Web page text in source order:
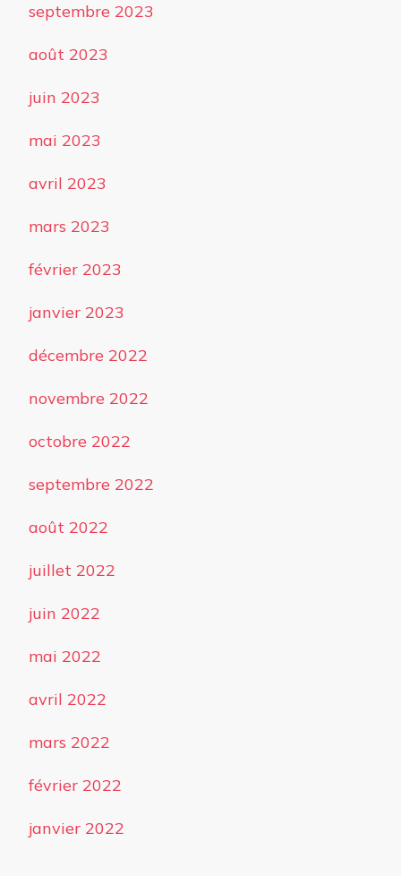
septembre 2023
août 2023
juin 2023
mai 2023
avril 2023
mars 2023
février 2023
janvier 2023
décembre 2022
novembre 2022
octobre 2022
septembre 2022
août 2022
juillet 2022
juin 2022
mai 2022
avril 2022
mars 2022
février 2022
janvier 2022